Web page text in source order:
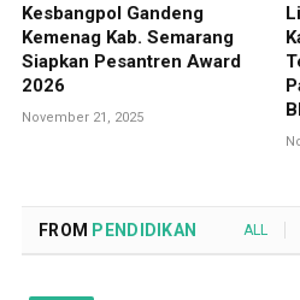
Kesbangpol Gandeng
Kemenag Kab. Semarang
Siapkan Pesantren Award
2026
November 21, 2025
FROM PENDIDIKAN ALL